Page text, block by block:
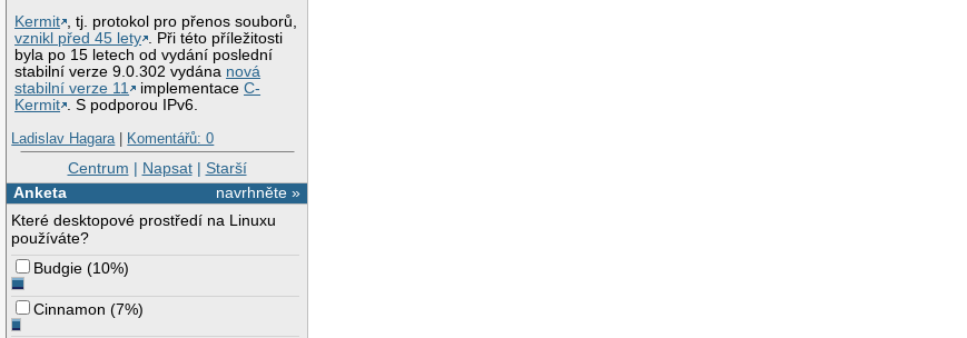
Kermit , tj. protokol pro přenos souborů,
vznikl před 45 lety . Při této příležitosti
byla po 15 letech od vydání poslední
stabilní verze 9.0.302 vydána nová
stabilní verze 11
implementaceC-
Kermit . S podporou IPv6.
Ladislav Hagara| Komentářů: 0
Centrum | Napsat| Starší
navrhněte »
Anketa
Které desktopové prostředí na Linuxu
používáte?
Budgie (10%)
Cinnamon (7%)